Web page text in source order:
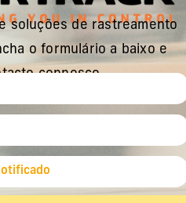
soluções de rastreamento
o formulário a baixo e
connosco.